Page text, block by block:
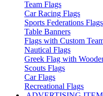
Team Flags
Car Racing Flags
Sports Federations Flags
Table Banners
Flags with Custom
Nautical Flags
Greek Flag with
Scouts Flags
Car Flags
Recreational Flags